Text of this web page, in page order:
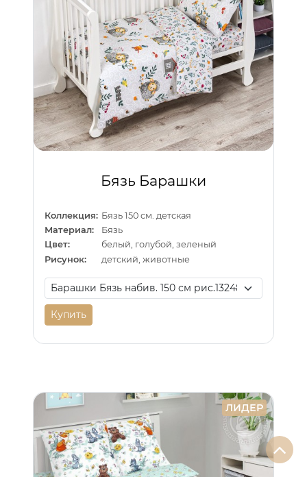
Бязь Барашки
Коллекция: Бязь 150 см. детская
Материал:
Бязь
Цвет:
белый, голубой, зеленый
Рисунок:
детский, животные
Купить
ЛИДЕР